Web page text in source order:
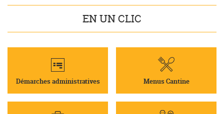
EN UN CLIC
Démarches administratives Menus Cantine